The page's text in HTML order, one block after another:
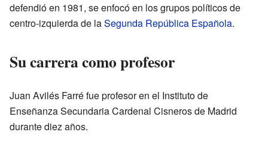
defendió en 1981, se enfocó en los grupos políticos de
centro-izquierda de laSegunda República Española.
Su carrera como profesor
Juan Avilés Farré fue profesor en el Instituto de
Enseñanza Secundaria Cardenal Cisneros de Madrid
durante diez años.